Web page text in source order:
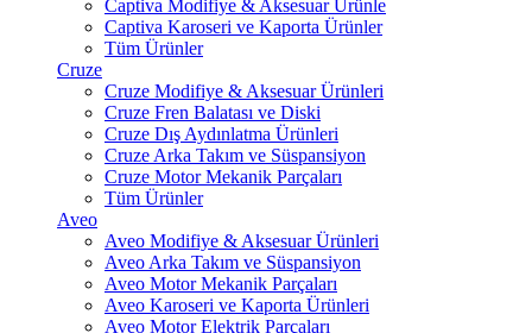
Captiva Modifiye & Aksesuar Ürünle
Captiva Karoseri ve Kaporta Ürünler
Tüm Ürünler
Cruze
Cruze Modifiye & Aksesuar Ürünleri
Cruze Fren Balatası ve Diski
Cruze Dış Aydınlatma Ürünleri
Cruze Arka Takım ve Süspansiyon
Cruze Motor Mekanik Parçaları
Tüm Ürünler
Aveo
Aveo Modifiye & Aksesuar Ürünleri
Aveo Arka Takım ve Süspansiyon
Aveo Motor Mekanik Parçaları
Aveo Karoseri ve Kaporta Ürünleri
Aveo Motor Elektrik Parçaları